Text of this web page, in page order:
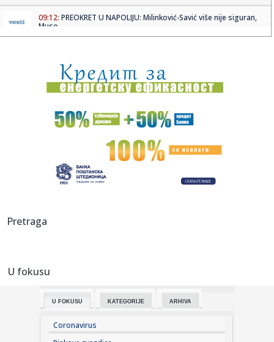
09:12: PREOKRET U NAPOLIJU: Milinković-Savić više nije siguran,
Muso ...
09:09:Ako putujete avionom, ovu grešku sa hranom pravi skoro
svako
09:09:Motor radio gotovo godinu dana bez gašenja, mehaničar
ostao šo...
Tri znaka ulaze u period kada novac dolazi lakše nego ikad
09:08:АМСС: На граничном прелазу ...
09:08:
09:07:
Ukrajina menja pravila igre: Obećala da neće napadati
Pretraga
U fokusu
U FOKUSU KATEGORIJE ARHIVA
Coronavirus